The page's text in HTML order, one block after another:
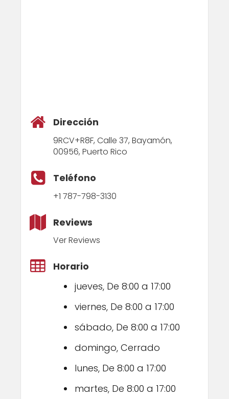
Dirección
9RCV+R8F, Calle 37, Bayamón,
00956, Puerto Rico
Teléfono
+1 787-798-3130
Reviews
Ver Reviews
Horario
jueves, De 8:00 a 17:00
viernes, De 8:00 a 17:00
sábado, De 8:00 a 17:00
domingo, Cerrado
lunes, De 8:00 a 17:00
martes, De 8:00 a 17:00